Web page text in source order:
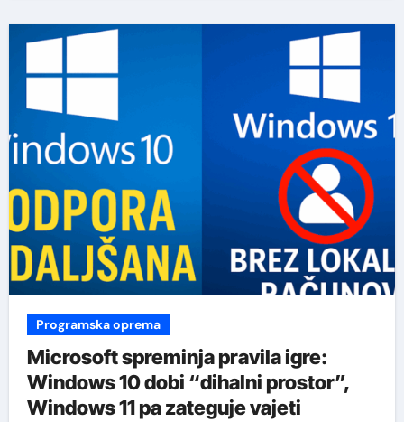
Programska oprema
Microsoft spreminja pravila igre:
Windows 10 dobi “dihalni prostor”,
Windows 11 pa zateguje vajeti